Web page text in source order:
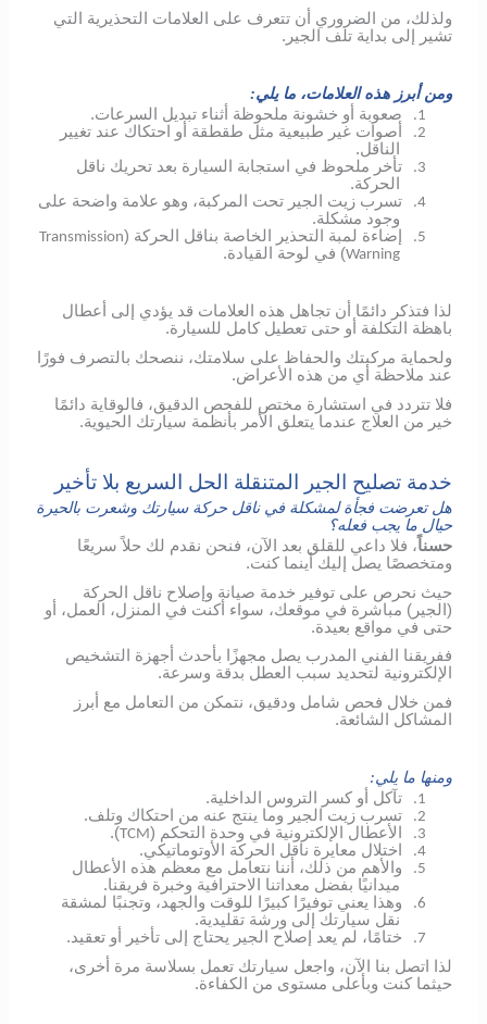
ولذلك، من الضروري أن تتعرف على العلامات التحذيرية التي
تشير إلى بداية تلف الجير.
ومن أبرز هذه العلامات، ما يلي:
1. صعوبة أو خشونة ملحوظة أثناء تبديل السرعات.
2.
أصوات غير طبيعية مثل طقطقة أو احتكاك عند تغيير
الناقل.
3.
تأخر ملحوظ في استجابة السيارة بعد تحريك ناقل
الحركة.
4.
تسرب زيت الجير تحت المركبة، وهو علامة واضحة على
وجود مشكلة.
5. إضاءة لمبة التحذير الخاصة بناقل الحركة (Transmission
Warning) في لوحة القيادة.
لذا فتذكر دائمًا أن تجاهل هذه العلامات قد يؤدي إلى أعطال
باهظة التكلفة أو حتى تعطيل كامل للسيارة.
ولحماية مركبتك والحفاظ على سلامتك، ننصحك بالتصرف فورًا
عند ملاحظة أي من هذه الأعراض.
فلا تتردد في استشارة مختص للفحص الدقيق، فالوقاية دائمًا
خير من العلاج عندما يتعلق الأمر بأنظمة سيارتك الحيوية.
خدمة تصليح الجير المتنقلة الحل السريع بلا تأخير
هل تعرضت فجأة لمشكلة في ناقل حركة سيارتك وشعرت بالحيرة
حيال ما يجب فعله؟
حسناً، فلا داعي للقلق بعد الآن، فنحن نقدم لك حلاً سريعًا
ومتخصصًا يصل إليك أينما كنت.
حيث نحرص على توفير خدمة صيانة وإصلاح ناقل الحركة
(الجير) مباشرة في موقعك، سواء أكنت في المنزل، العمل، أو
حتى في مواقع بعيدة.
ففريقنا الفني المدرب يصل مجهزًا بأحدث أجهزة التشخيص
الإلكترونية لتحديد سبب العطل بدقة وسرعة.
فمن خلال فحص شامل ودقيق، نتمكن من التعامل مع أبرز
المشاكل الشائعة.
ومنها ما يلي:
1. تآكل أو كسر التروس الداخلية.
2. تسرب زيت الجير وما ينتج عنه من احتكاك وتلف.
3. الأعطال الإلكترونية في وحدة التحكم (TCM
).
4. اختلال معايرة ناقل الحركة الأوتوماتيكي.
5.
والأهم من ذلك، أننا نتعامل مع معظم هذه الأعطال
ميدانيًا بفضل معداتنا الاحترافية وخبرة فريقنا.
6.
وهذا يعني توفيرًا كبيرًا للوقت والجهد، وتجنبًا لمشقة
نقل سيارتك إلى ورشة تقليدية.
7.
ختامًا، لم يعد إصلاح الجير يحتاج إلى تأخير أو تعقيد.
لذا اتصل بنا الآن، واجعل سيارتك تعمل بسلاسة مرة أخرى،
حيثما كنت وبأعلى مستوى من الكفاءة.